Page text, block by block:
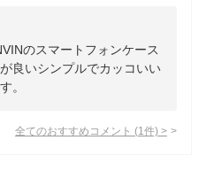
のスマートフォンケース
良いシンプルでカッコいい
。
全てのおすすめコメント (1 件) >